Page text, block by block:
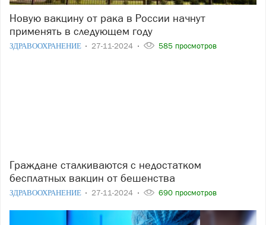
Новую вакцину от рака в России начнут
применять в следующем году
ЗДРАВООХРАНЕНИЕ 27-11-2024 585 просмотров
Граждане сталкиваются с недостатком
бесплатных вакцин от бешенства
ЗДРАВООХРАНЕНИЕ 27-11-2024 690 просмотров